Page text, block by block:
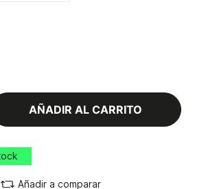
AÑADIR AL CARRITO
Añadir a comparar